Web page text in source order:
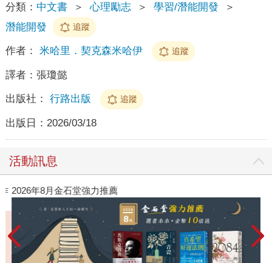
分類： 中文書 ＞ 心理勵志 ＞ 學習/潛能開發
＞
潛能開發
追蹤
作者： 米哈里．契克森米哈伊 追蹤
譯者： 張瓊懿
出版社： 行路出版 追蹤
出版日： 2026/03/18
活動訊息
2026年8月金石堂強力推薦